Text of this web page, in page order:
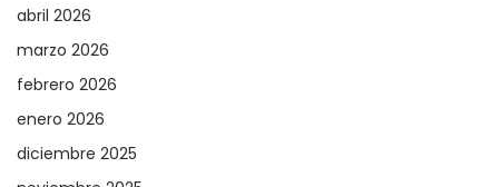
abril 2026
marzo 2026
febrero 2026
enero 2026
diciembre 2025